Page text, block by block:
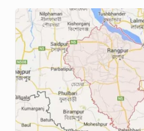
রংপুরে
ফেনসিডিলসহ
আটক
পদার্থ
বিজ্ঞানের